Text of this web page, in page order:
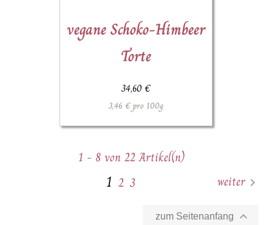
vegane Schoko-Himbeer
Torte
34,60 €
3,46 € pro 100g
1 - 8 von 22 Artikel(n)
123 weiter
zum Seitenanfang 